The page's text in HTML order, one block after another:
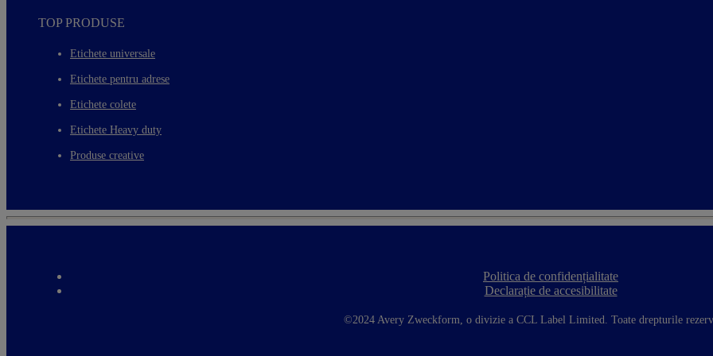
TOP PRODUSE
Etichete universale
Etichete pentru adrese
Etichete colete
Etichete Heavy duty
Produse creative
F
o
t
Politica de confidențialitate
Declarație de accesibilitate
©2024 Avery Zweckform, o divizie a CCL Label Limited. Toate drepturile